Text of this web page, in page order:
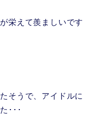
栄えて羨ましいです
そうで、アイドルに
･･･